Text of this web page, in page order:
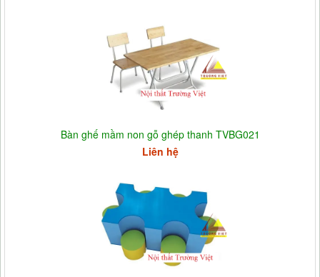
Bàn ghế mầm non gỗ ghép thanh TVBG021
Liên hệ